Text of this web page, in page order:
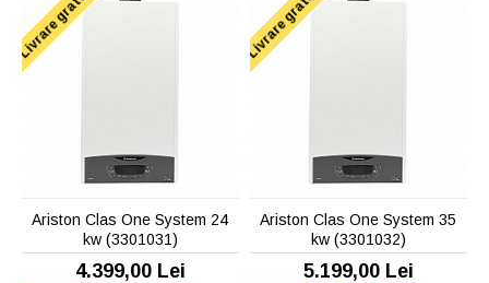
Ariston Clas One System 24
kw (3301031)
4.399,00 Lei
Ariston Clas One System 35
kw (3301032)
5.199,00 Lei